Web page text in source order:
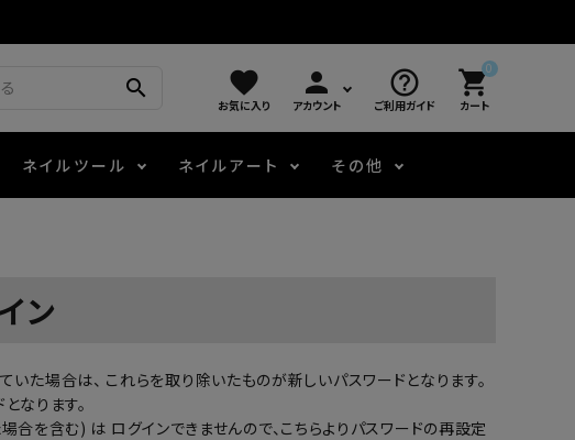
search favorite
お気に入り
person
アカウント
help_outline
ご利用ガイド
0
shopping_cart
カート
ジェル
ニュアンスジェル
ネイルツール ネイルアート その他
ン
場合は、 これらを取り除いたものが新しいパスワードとなります。
なります。
を含む) は ログインできませんので、こちらよりパスワードの再設定